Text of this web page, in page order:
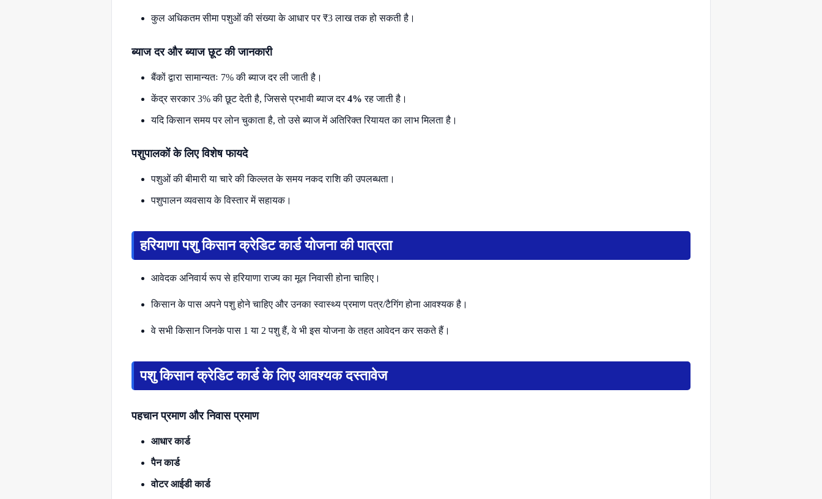
कुल अधिकतम सीमा पशुओं की संख्या के आधार पर ₹3 लाख तक हो सकती है।
ब्याज दर और ब्याज छूट की जानकारी
बैंकों द्वारा सामान्यतः 7% की ब्याज दर ली जाती है।
केंद्र सरकार 3% की छूट देती है, जिससे प्रभावी ब्याज दर4% रह जाती है।
यदि किसान समय पर लोन चुकाता है, तो उसे ब्याज में अतिरिक्त रियायत का लाभ मिलता है।
पशुपालकों के लिए विशेष फायदे
पशुओं की बीमारी या चारे की किल्लत के समय नकद राशि की उपलब्धता।
पशुपालन व्यवसाय के विस्तार में सहायक।
हरियाणा पशु किसान क्रेडिट कार्ड योजना की पात्रता
आवेदक अनिवार्य रूप से हरियाणा राज्य का मूल निवासी होना चाहिए।
किसान के पास अपने पशु होने चाहिए और उनका स्वास्थ्य प्रमाण पत्र/टैगिंग होना आवश्यक है।
वे सभी किसान जिनके पास 1 या 2 पशु हैं, वे भी इस योजना के तहत आवेदन कर सकते हैं।
पशु किसान क्रेडिट कार्ड के लिए आवश्यक दस्तावेज
पहचान प्रमाण और निवास प्रमाण
आधार कार्ड
पैन कार्ड
वोटर आईडी कार्ड